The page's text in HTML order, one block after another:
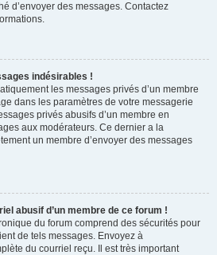
d’envoyer des messages. Contactez
indésirables !
les messages privés d’un membre
dans les paramètres de votre messagerie
privés abusifs d’un membre en
aux modérateurs. Ce dernier a la
un membre d’envoyer des messages
abusif d’un membre de ce forum !
du forum comprend des sécurités pour
de tels messages. Envoyez à
du courriel reçu. Il est très important